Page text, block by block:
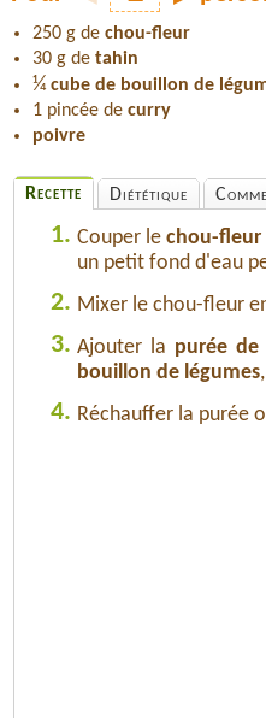
250 g de chou-fleur
30 g de tahin
¼ cube de bouillon de
1 pincée de curry
poivre
Recette Diététique
1. Couper lechou-fleur
un petit fond d'eau
2. Mixer le chou-fleur
3. Ajouter la purée de
bouillon de légumes
4. Réchauffer la purée